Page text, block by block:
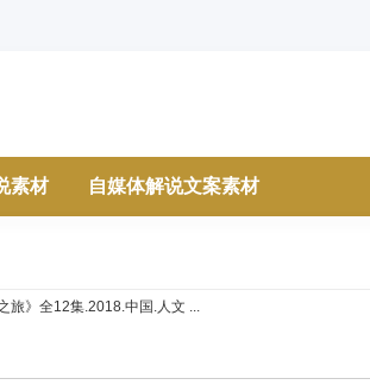
素材 自媒体解说文案素材
旅》全12集.2018.中国.人文 ...